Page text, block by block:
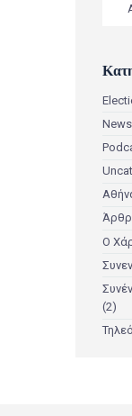
News
Ο
(2)